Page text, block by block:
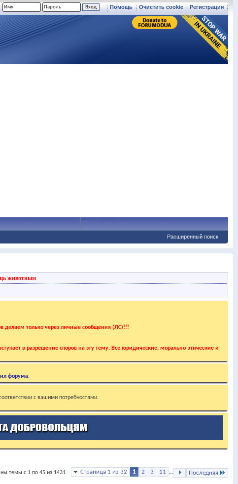
Регистрация
Очистить cookie
Помощь
Расширенный поиск
животным
делаем только через личные сообщения (ЛС)!!!
в разрешение споров на эту тему. Все юридические, морально-этические и
форума.
с вашими потребностями.
Страница 1 из 32 1 2 3 11 ... Последняя
темы с 1 по 45 из 1431